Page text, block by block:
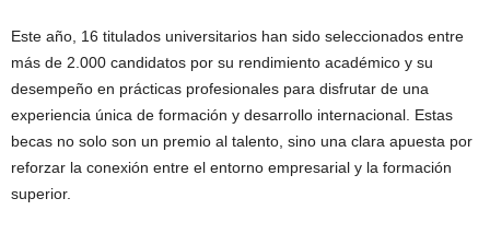
Este año, 16 titulados universitarios han sido seleccionados entre
más de 2.000 candidatos por su rendimiento académico y su
desempeño en prácticas profesionales para disfrutar de una
experiencia única de formación y desarrollo internacional. Estas
becas no solo son un premio al talento, sino una clara apuesta por
reforzar la conexión entre el entorno empresarial y la formación
superior.